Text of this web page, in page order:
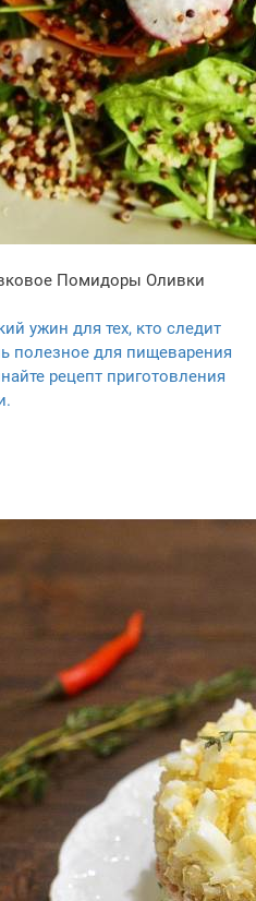
Помидоры Оливки
ужин для тех, кто следит
полезное для пищеварения
рецепт приготовления